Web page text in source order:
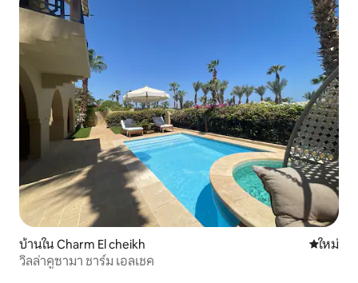
บ้านใน Charm El cheikh ที่พักใหม่
ใหม่
วิลล่าคูซามา ชาร์ม เอลเชค